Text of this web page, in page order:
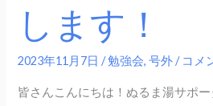
します！
2023年11月7日/勉強会,号外/ コメ
皆さんこんにちは！ぬるま湯サポ
の
様
子
を